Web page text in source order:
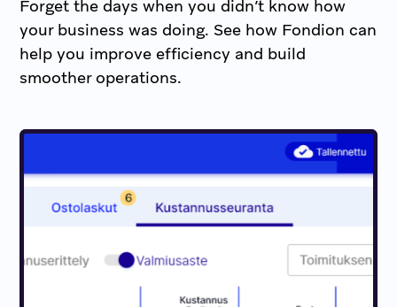
Forget the days when you didn’t know how
your business was doing. See how Fondion can
help you improve efficiency and build
smoother operations.